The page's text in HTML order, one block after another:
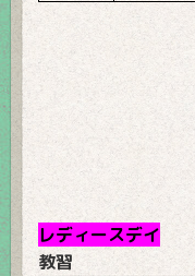
レディースデイ
教習